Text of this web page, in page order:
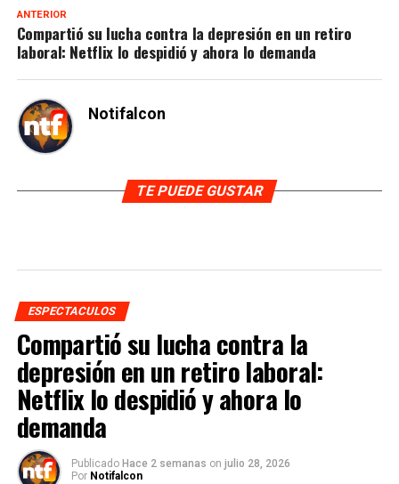
ANTERIOR
Compartió su lucha contra la depresión en un retiro
laboral: Netflix lo despidió y ahora lo demanda
Notifalcon
TE PUEDE GUSTAR
ESPECTACULOS
Compartió su lucha contra la
depresión en un retiro laboral:
Netflix lo despidió y ahora lo
demanda
Publicado Hace 2 semanas on julio 28, 2026
Por Notifalcon